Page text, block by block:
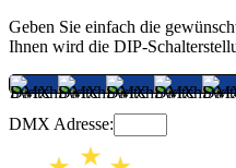
Geben Sie einfach die
Ihnen wird die DIP-
DMX Adresse: